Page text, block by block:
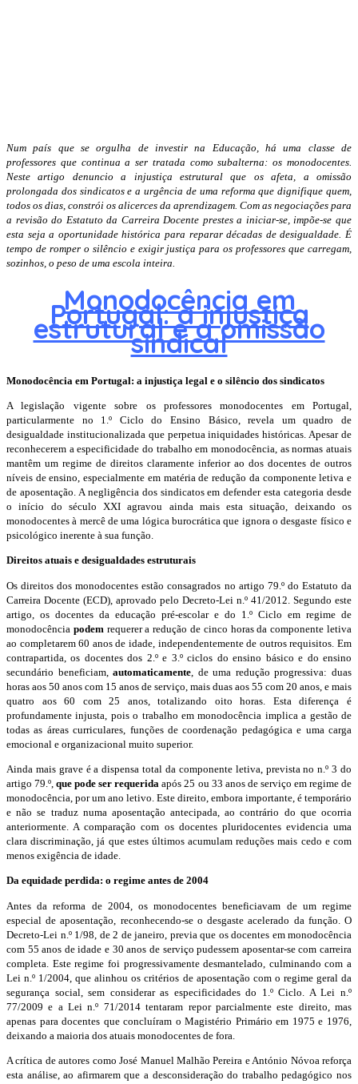
Num país que se orgulha de investir na Educação, há uma classe de
professores que continua a ser tratada como subalterna: os monodocentes.
Neste artigo denuncio a injustiça estrutural que os afeta, a omissão
prolongada dos sindicatos e a urgência de uma reforma que dignifique quem,
todos os dias, constrói os alicerces da aprendizagem. Com as negociações para
a revisão do Estatuto da Carreira Docente prestes a iniciar-se, impõe-se que
esta seja a oportunidade histórica para reparar décadas de desigualdade. É
tempo de romper o silêncio e exigir justiça para os professores que carregam,
sozinhos, o peso de uma escola inteira.
Monodocência em
Portugal: a injustiça
estrutural e a omissão
sindical
Monodocência em Portugal: a injustiça legal e o silêncio dos sindicatos
A legislação vigente sobre os professores monodocentes em Portugal,
particularmente no 1.º Ciclo do Ensino Básico, revela um quadro de
desigualdade institucionalizada que perpetua iniquidades históricas. Apesar de
reconhecerem a especificidade do trabalho em monodocência, as normas atuais
mantêm um regime de direitos claramente inferior ao dos docentes de outros
níveis de ensino, especialmente em matéria de redução da componente letiva e
de aposentação. A negligência dos sindicatos em defender esta categoria desde
o início do século XXI agravou ainda mais esta situação, deixando os
monodocentes à mercê de uma lógica burocrática que ignora o desgaste físico e
psicológico inerente à sua função.
Direitos atuais e desigualdades estruturais
Os direitos dos monodocentes estão consagrados no artigo 79.º do Estatuto da
Carreira Docente (ECD), aprovado pelo Decreto-Lei n.º 41/2012. Segundo este
artigo, os docentes da educação pré-escolar e do 1.º Ciclo em regime de
monodocência podem requerer a redução de cinco horas da componente letiva
ao completarem 60 anos de idade, independentemente de outros requisitos. Em
contrapartida, os docentes dos 2.º e 3.º ciclos do ensino básico e do ensino
secundário beneficiam,automaticamente , de uma redução progressiva: duas
horas aos 50 anos com 15 anos de serviço, mais duas aos 55 com 20 anos, e mais
quatro aos 60 com 25 anos, totalizando oito horas. Esta diferença é
profundamente injusta, pois o trabalho em monodocência implica a gestão de
todas as áreas curriculares, funções de coordenação pedagógica e uma carga
emocional e organizacional muito superior.
Ainda mais grave é a dispensa total da componente letiva, prevista no n.º 3 do
artigo 79.º,que pode ser requerida após 25 ou 33 anos de serviço em regime de
monodocência, por um ano letivo. Este direito, embora importante, é temporário
e não se traduz numa aposentação antecipada, ao contrário do que ocorria
anteriormente. A comparação com os docentes pluridocentes evidencia uma
clara discriminação, já que estes últimos acumulam reduções mais cedo e com
menos exigência de idade.
Da equidade perdida: o regime antes de 2004
Antes da reforma de 2004, os monodocentes beneficiavam de um regime
especial de aposentação, reconhecendo-se o desgaste acelerado da função. O
Decreto-Lei n.º 1/98, de 2 de janeiro, previa que os docentes em monodocência
com 55 anos de idade e 30 anos de serviço pudessem aposentar-se com carreira
completa. Este regime foi progressivamente desmantelado, culminando com a
Lei n.º 1/2004, que alinhou os critérios de aposentação com o regime geral da
segurança social, sem considerar as especificidades do 1.º Ciclo. A Lei n.º
77/2009 e a Lei n.º 71/2014 tentaram repor parcialmente este direito, mas
apenas para docentes que concluíram o Magistério Primário em 1975 e 1976,
deixando a maioria dos atuais monodocentes de fora.
A crítica de autores como José Manuel Malhão Pereira e António Nóvoa reforça
esta análise, ao afirmarem que a desconsideração do trabalho pedagógico nos